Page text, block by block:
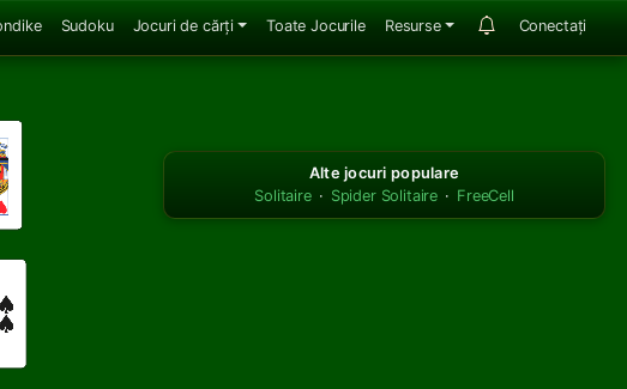
Sudoku Jocuri de cărți Toate Jocurile Resurse Conectați
Alte jocuri populare
Solitaire · Spider Solitaire · FreeCell